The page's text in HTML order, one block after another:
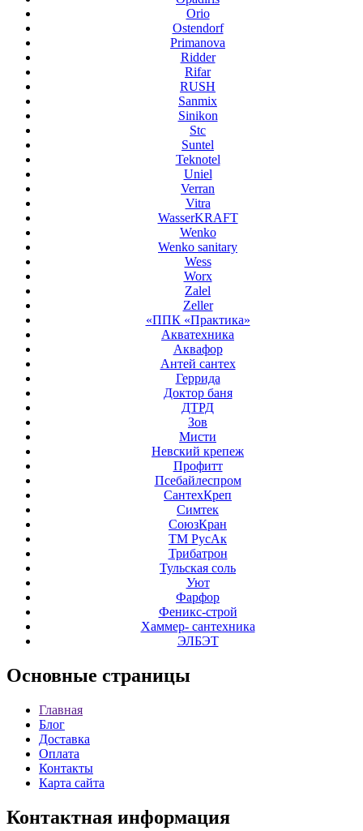
Orio
Ostendorf
Primanova
Ridder
Rifar
RUSH
Sanmix
Sinikon
Stc
Suntel
Teknotel
Uniel
Verran
Vitra
WasserKRAFT
Wenko
Wenko sanitary
Wess
Worx
Zalel
Zeller
«ППК «Практика»
Акватехника
Аквафор
Антей сантех
Геррида
Доктор баня
ДТРД
Зов
Мисти
Невский крепеж
Профитт
Псебайлеспром
СантехКреп
Симтек
СоюзКран
ТМ РусАк
Трибатрон
Тульская соль
Уют
Фарфор
Феникс-строй
Хаммер- сантехника
ЭЛБЭТ
Основные страницы
Главная
Блог
Доставка
Оплата
Контакты
Карта сайта
Контактная информация